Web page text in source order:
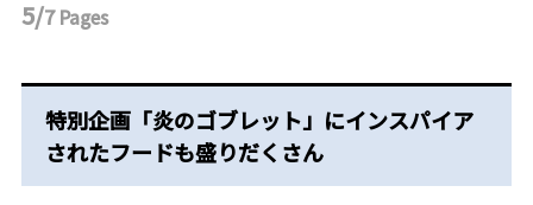
5/7Pages
特別企画「炎のゴブレット」にインスパイア
されたフードも盛りだくさん